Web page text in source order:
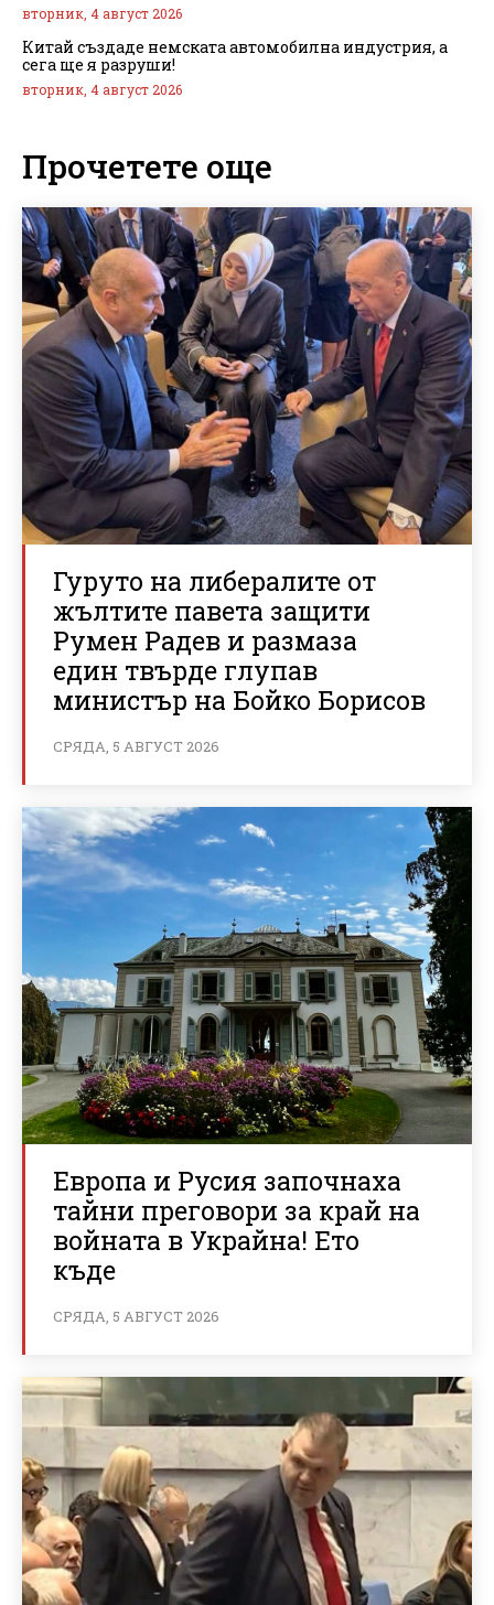
вторник, 4 август 2026
Китай създаде немската автомобилна индустрия, а
сега ще я разруши!
вторник, 4 август 2026
Прочетете още
Гуруто на либералите от
жълтите павета защити
Румен Радев и размаза
един твърде глупав
министър на Бойко Борисов
СРЯДА, 5 АВГУСТ 2026
Европа и Русия започнаха
тайни преговори за край на
войната в Украйна! Ето
къде
СРЯДА, 5 АВГУСТ 2026